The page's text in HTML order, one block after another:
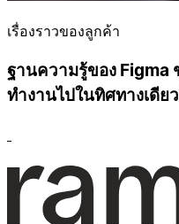
เรื่องราวของลูกค้า
ฐานความรู้ของ Figma
ทำงานไปในทิศทางเดีย